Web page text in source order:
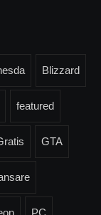
Blizzard
featured
GTA
PC